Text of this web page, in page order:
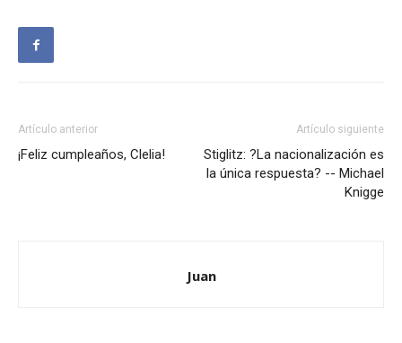
Artículo anterior
¡Feliz cumpleaños, Clelia!
Artículo siguiente
Stiglitz: ?La nacionalización es
la única respuesta? -- Michael
Knigge
Juan